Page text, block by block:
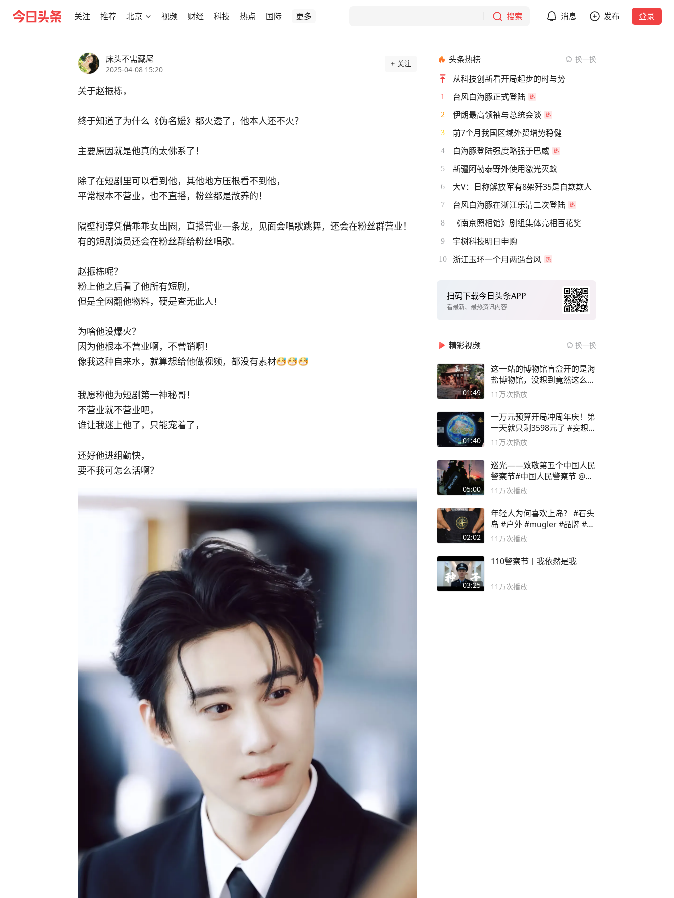
关注 推荐 北京 视频 财经 科技 热点 国际 更多 搜索 消息 发布 登录
床头不需藏尾
2025-04-08 15:20
关注
关于赵振栋，
终于知道了为什么《伪名媛》都火透了，他本人还不火？
主要原因就是他真的太佛系了！
除了在短剧里可以看到他，其他地方压根看不到他，
平常根本不营业，也不直播，粉丝都是散养的！
隔壁柯淳凭借乖乖女出圈，直播营业一条龙，见面会唱歌跳舞，还会在粉丝群营业！
有的短剧演员还会在粉丝群给粉丝唱歌。
赵振栋呢？
粉上他之后看了他所有短剧，
但是全网翻他物料，硬是查无此人！
为啥他没爆火？
因为他根本不营业啊，不营销啊！
像我这种自来水，就算想给他做视频，都没有素材
我愿称他为短剧第一神秘哥！
不营业就不营业吧，
谁让我迷上他了，只能宠着了，
还好他进组勤快，
要不我可怎么活啊？
头条热榜 换一换
从科技创新看开局起步的时与势
1 台风白海豚正式登陆
2 伊朗最高领袖与总统会谈
3 前7个月我国区域外贸增势稳健
4 白海豚登陆强度略强于巴威
5 新疆阿勒泰野外使用激光灭蚊
6 大V：日称解放军有8架歼35是自欺欺人
7 台风白海豚在浙江乐清二次登陆
8 《南京照相馆》剧组集体亮相百花奖
9 宇树科技明日申购
10 浙江玉环一个月两遇台风
扫码下载今日头条APP
看最新、最热资讯内容
精彩视频 换一换
01:49
这一站的博物馆盲盒开的是海
盐博物馆，没想到竟然这么好
逛！
11万次播放
01:40
一万元预算开局冲周年庆！第
一天就只剩3598元了 #妄想山
海
11万次播放
05:00
巡光——致敬第五个中国人民
警察节#中国人民警察节 @抖
音小助手
11万次播放
02:02
年轻人为何喜欢上岛？ #石头
岛 #户外 #mugler #品牌 #足
球流氓
11万次播放
03:25
110警察节丨我依然是我
11万次播放